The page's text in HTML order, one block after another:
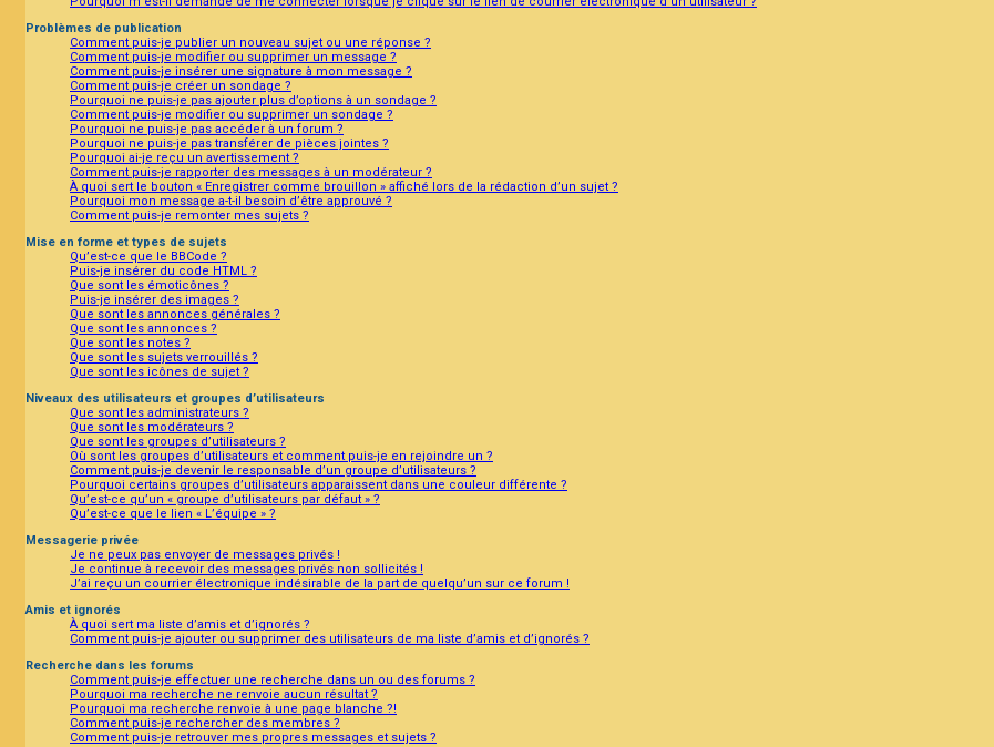
Problèmes de publication
Comment puis-je publier un nouveau sujet ou une réponse ?
Comment puis-je modifier ou supprimer un message ?
Comment puis-je insérer une signature à mon message ?
Comment puis-je créer un sondage ?
Pourquoi ne puis-je pas ajouter plus d’options à un sondage ?
Comment puis-je modifier ou supprimer un sondage ?
Pourquoi ne puis-je pas accéder à un forum ?
Pourquoi ne puis-je pas transférer de pièces jointes ?
Pourquoi ai-je reçu un avertissement ?
Comment puis-je rapporter des messages à un modérateur ?
À quoi sert le bouton « Enregistrer comme brouillon » affiché lors de la rédaction d’un sujet ?
Pourquoi mon message a-t-il besoin d’être approuvé ?
Comment puis-je remonter mes sujets ?
Mise en forme et types de sujets
Qu’est-ce que le BBCode ?
Puis-je insérer du code HTML ?
Que sont les émoticônes ?
Puis-je insérer des images ?
Que sont les annonces générales ?
Que sont les annonces ?
Que sont les notes ?
Que sont les sujets verrouillés ?
Que sont les icônes de sujet ?
Niveaux des utilisateurs et groupes d’utilisateurs
Que sont les administrateurs ?
Que sont les modérateurs ?
Que sont les groupes d’utilisateurs ?
Où sont les groupes d’utilisateurs et comment puis-je en rejoindre un ?
Comment puis-je devenir le responsable d’un groupe d’utilisateurs ?
Pourquoi certains groupes d’utilisateurs apparaissent dans une couleur différente ?
Qu’est-ce qu’un « groupe d’utilisateurs par défaut » ?
Qu’est-ce que le lien « L’équipe » ?
Messagerie privée
Je ne peux pas envoyer de messages privés !
Je continue à recevoir des messages privés non sollicités !
J’ai reçu un courrier électronique indésirable de la part de quelqu’un sur ce forum !
Amis et ignorés
À quoi sert ma liste d’amis et d’ignorés ?
Comment puis-je ajouter ou supprimer des utilisateurs de ma liste d’amis et d’ignorés ?
Recherche dans les forums
Comment puis-je effectuer une recherche dans un ou des forums ?
Pourquoi ma recherche ne renvoie aucun résultat ?
Pourquoi ma recherche renvoie à une page blanche ?!
Comment puis-je rechercher des membres ?
Comment puis-je retrouver mes propres messages et sujets ?